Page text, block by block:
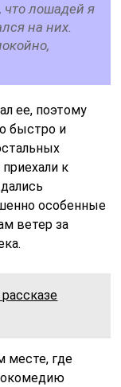
что лошадей я
на них.
ее, поэтому
быстро и
к
особенные
ветер за
месте, где